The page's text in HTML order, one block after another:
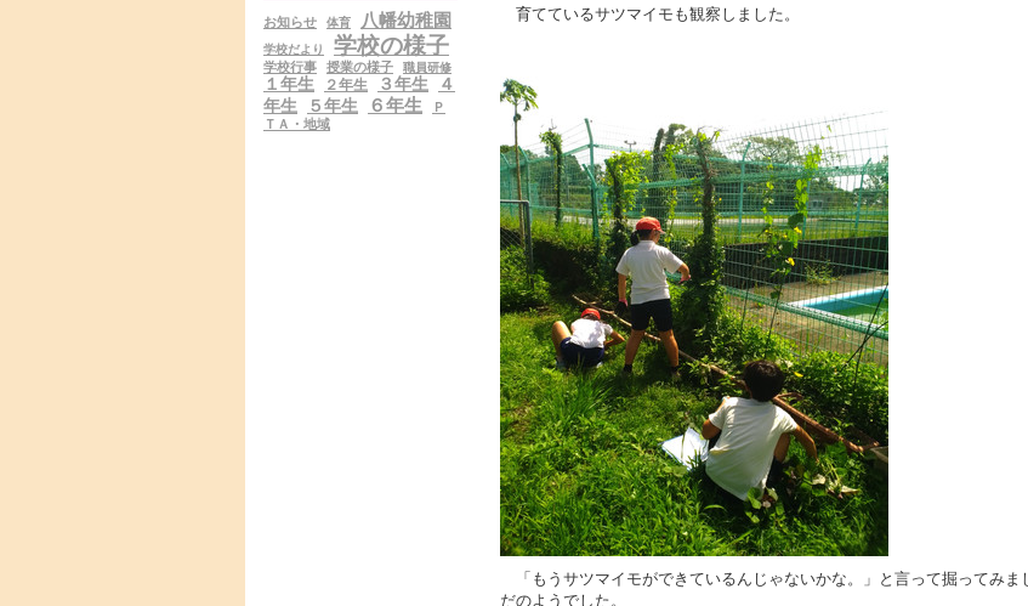
お知らせ 体育 八幡幼稚園
学校だより 学校の様子
学校行事 授業の様子 職員研修
１年生 ２年生 ３年生
４
年生
５年生 ６年生
Ｐ
ＴＡ・地域
育てているサツマイモも観察しました。
「もうサツマイモができているんじゃないかな。」と言って掘ってみま
だのようでした。